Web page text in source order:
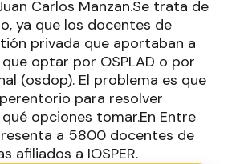
Carlos Manzan.Se trata de
ya que los docentes de
privada que aportaban a
que optar por OSPLAD o por
(osdop). El problema es que
para resolver
opciones tomar.En Entre
a 5800 docentes de
afiliados a IOSPER.